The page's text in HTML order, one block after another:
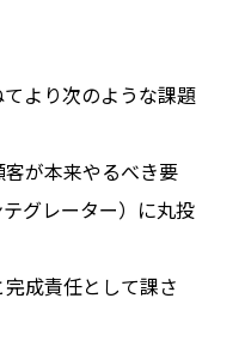
より次のような課題
客が本来やるべき要
グレーター）に丸投
成責任として課さ